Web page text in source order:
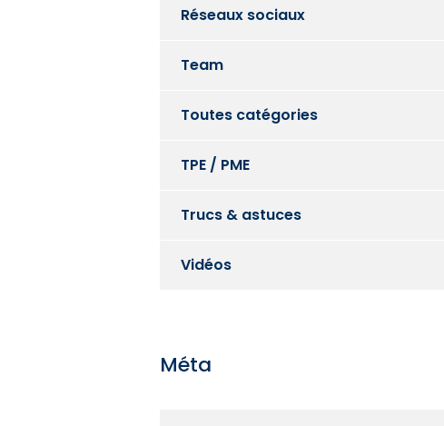
Réseaux sociaux
Team
Toutes catégories
TPE / PME
Trucs & astuces
Vidéos
Méta